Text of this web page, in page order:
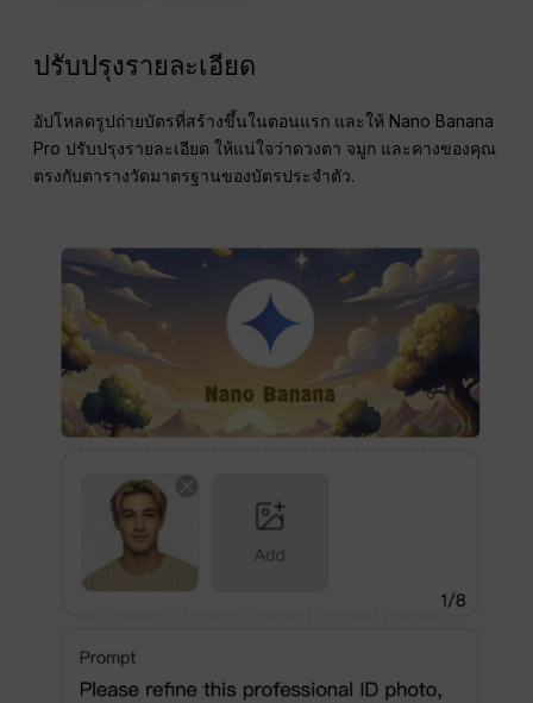
ปรับปรุงรายละเอียด
อัปโหลดรูปถ่ายบัตรที่สร้างขึ้นในตอนแรก และให้ Nano Banana
Pro ปรับปรุงรายละเอียด ให้แน่ใจว่าดวงตา จมูก และคางของคุณ
ตรงกับตารางวัดมาตรฐานของบัตรประจำตัว.